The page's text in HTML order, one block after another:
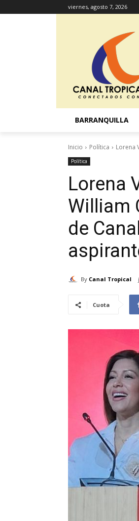
viernes, agosto 7, 2026
BARRANQUILLA
Inicio Política Lorena
Política
Lorena
William
de
By Canal Tropical
Cuota